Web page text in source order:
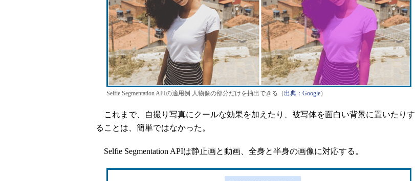
Selfie Segmentation APIの適用例 人物像の部分だけを抽出できる（出典：Google）
これまで、自撮り写真にクールな効果を加えたり、被写体を面白い背景に置いたりす
ることは、簡単ではなかった。
Selfie Segmentation APIは静止画と動画、全身と半身の画像に対応する。